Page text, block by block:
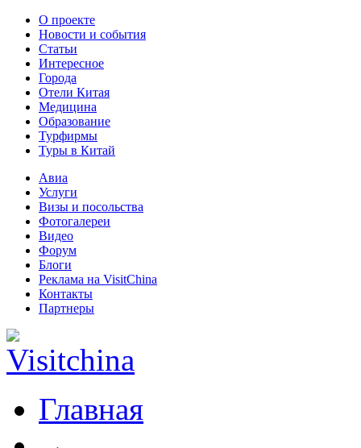
О проекте
Новости и события
Статьи
Интересное
Города
Отели Китая
Медицина
Образование
Турфирмы
Туры в Китай
Авиа
Услуги
Визы и посольства
Фотогалереи
Видео
Форум
Блоги
Реклама на VisitChina
Контакты
Партнеры
Главная